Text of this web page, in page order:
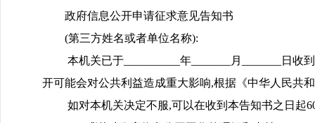
政府信息公开申请征求意见告知书
(第三方姓名或者单位名称):
本机关已于__________年_______月_______日
开可能会对公共利益造成重大影响,根据《中华人民共
如对本机关决定不服,可以在收到本告知书之日起